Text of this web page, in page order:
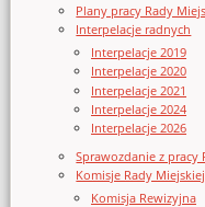
Plany pracy Rady
Interpelacje radnych
Interpelacje 2019
Interpelacje 2020
Interpelacje 2021
Interpelacje 2024
Interpelacje 2026
Sprawozdanie z pracy
Komisje Rady
Komisja Rewizyjna